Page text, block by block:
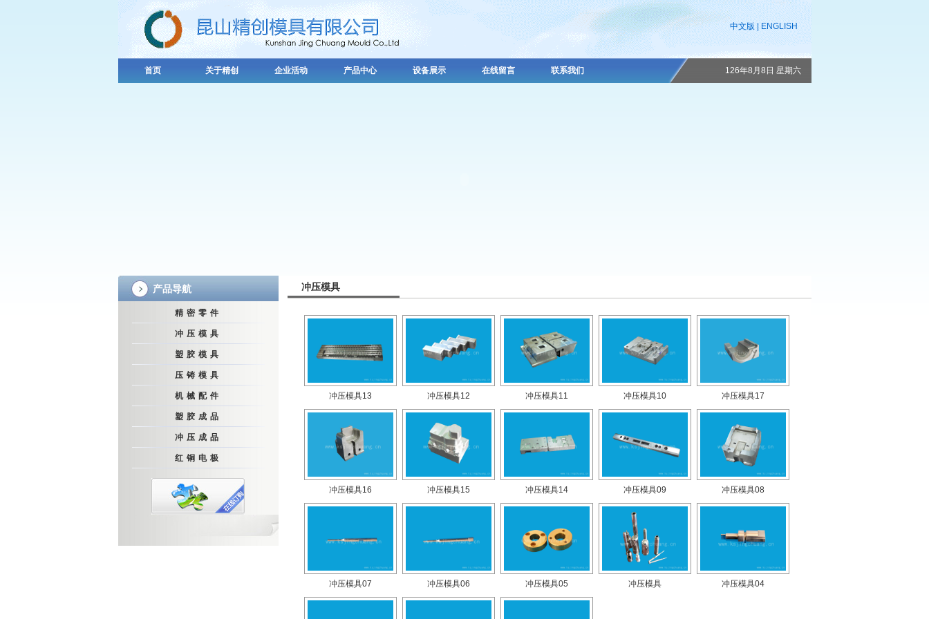
中文版|ENGLISH
首页 关于精创 企业活动 产品中心 设备展示 在线留言 联系我们 126年8月8日 星期六
产品导航
精密零件
冲压模具
塑胶模具
压铸模具
机械配件
塑胶成品
冲压成品
红铜电极
冲压模具
冲压模具13 冲压模具12 冲压模具11 冲压模具10 冲压模具17
冲压模具16 冲压模具15 冲压模具14 冲压模具09 冲压模具08
冲压模具07 冲压模具06 冲压模具05 冲压模具 冲压模具04